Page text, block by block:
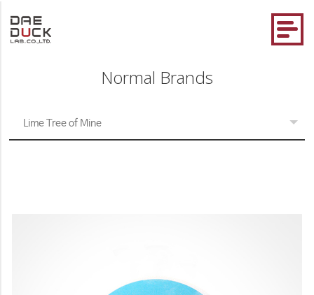
Normal Brands
Lime Tree of Mine